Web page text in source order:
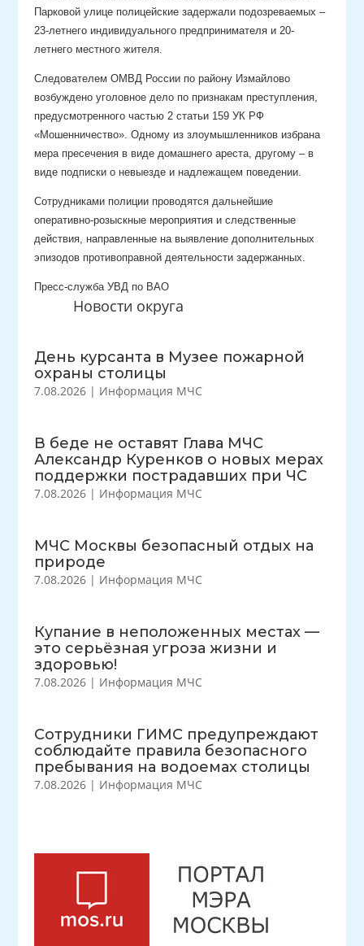
Новости округа
День курсанта в Музее пожарной
охраны столицы
7.08.2026 | Информация МЧС
В беде не оставят Глава МЧС
Александр Куренков о новых мерах
поддержки пострадавших при ЧС
7.08.2026 | Информация МЧС
МЧС Москвы безопасный отдых на
природе
7.08.2026 | Информация МЧС
Купание в неположенных местах —
это серьёзная угроза жизни и
здоровью!
7.08.2026 | Информация МЧС
Сотрудники ГИМС предупреждают
соблюдайте правила безопасного
пребывания на водоемах столицы
7.08.2026 | Информация МЧС
Парковой улице полицейские задержали подозреваемых –
23-летнего индивидуального предпринимателя и 20-
летнего местного жителя.
Следователем ОМВД России по району Измайлово
возбуждено уголовное дело по признакам преступления,
предусмотренного частью 2 статьи 159 УК РФ
«Мошенничество». Одному из злоумышленников избрана
мера пресечения в виде домашнего ареста, другому – в
виде подписки о невыезде и надлежащем поведении.
Сотрудниками полиции проводятся дальнейшие
оперативно-розыскные мероприятия и следственные
действия, направленные на выявление дополнительных
эпизодов противоправной деятельности задержанных.
Пресс-служба УВД по ВАО